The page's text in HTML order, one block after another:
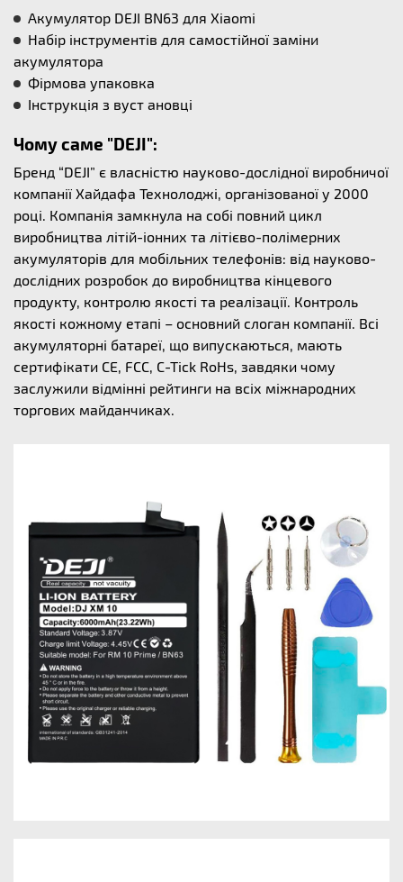
Акумулятор DEJI BN63 для Xiaomi
Набір інструментів для самостійної заміни
акумулятора
Фірмова упаковка
Інструкція з вуст ановці
Чому саме "DEJI":
Бренд “DEJI” є власністю науково-дослідної виробничої
компанії Хайдафа Технолоджі, організованої у 2000
році. Компанія замкнула на собі повний цикл
виробництва літій-іонних та літієво-полімерних
акумуляторів для мобільних телефонів: від науково-
дослідних розробок до виробництва кінцевого
продукту, контролю якості та реалізації. Контроль
якості кожному етапі – основний слоган компанії. Всі
акумуляторні батареї, що випускаються, мають
сертифікати CE, FCC, C-Tick RoHs, завдяки чому
заслужили відмінні рейтинги на всіх міжнародних
торгових майданчиках.